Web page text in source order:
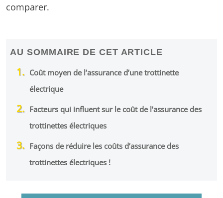
comparer.
AU SOMMAIRE DE CET ARTICLE
Coût moyen de l’assurance d’une trottinette
électrique
Facteurs qui influent sur le coût de l’assurance des
trottinettes électriques
Façons de réduire les coûts d’assurance des
trottinettes électriques !